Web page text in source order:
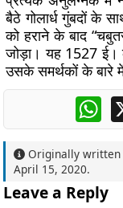
बैठे गोलार्ध गुंबदों के
को हराने के बाद
जोड़ा। यह 1527 ई।
उसके समर्थकों के बारे
Originally
April 15, 2020.
Leave a Reply